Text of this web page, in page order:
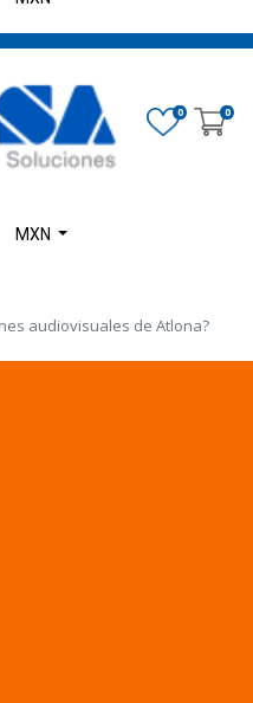
0 0
MXN
audiovisuales de Atlona?